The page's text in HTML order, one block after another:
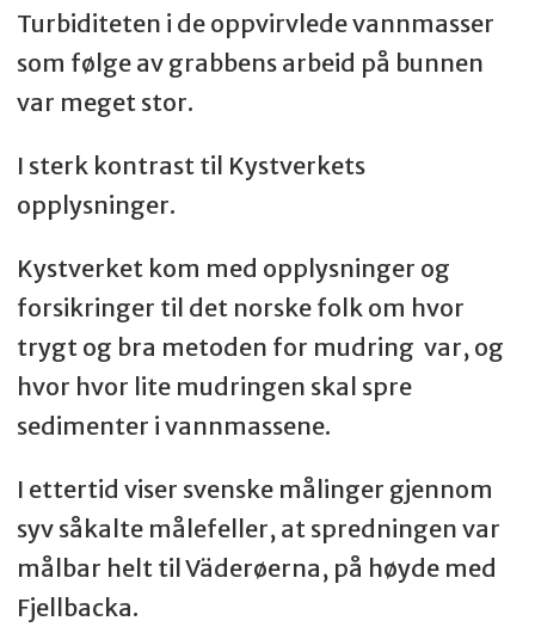
Turbiditeten i de oppvirvlede vannmasser
som følge av grabbens arbeid på bunnen
var meget stor.
I sterk kontrast til Kystverkets
opplysninger.
Kystverket kom med opplysninger og
forsikringer til det norske folk om hvor
trygt og bra metoden for mudring var, og
hvor hvor lite mudringen skal spre
sedimenter i vannmassene.
I ettertid viser svenske målinger gjennom
syv såkalte målefeller, at spredningen var
målbar helt til Väderøerna, på høyde med
Fjellbacka.